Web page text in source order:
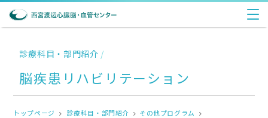
診療科目・部門紹介 /
脳疾患リハビリテーション
トップページ 診療科目・部門紹介
その他プログラム